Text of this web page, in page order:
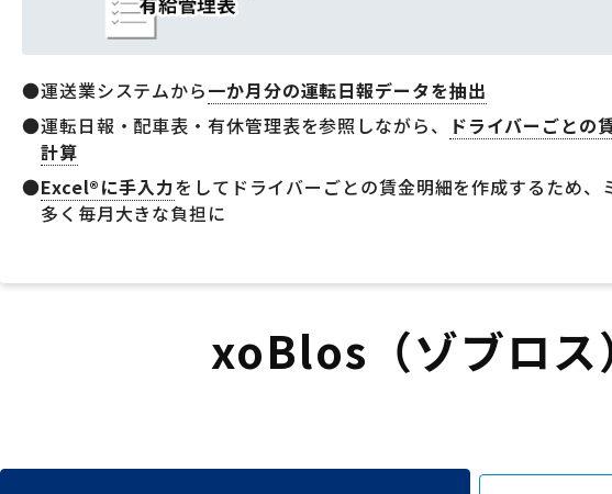
運送業システムから一か月分の運転日報データを抽出
運転日報・配車表・有休管理表を参照しながら、
ドライバーごとの
計算
Excel®に手入力をしてドライバーごとの賃金明細を作成するため、
多く毎月大きな負担に
xoBlos（ゾブロス